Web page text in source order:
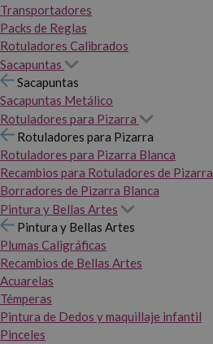
Transportadores
Packs de Reglas
Rotuladores Calibrados
Sacapuntas
Sacapuntas
Sacapuntas Metálico
Rotuladores para Pizarra
Rotuladores para Pizarra
Rotuladores para Pizarra Blanca
Recambios para Rotuladores de Pizarra
Borradores de Pizarra Blanca
Pintura y Bellas Artes
Pintura y Bellas Artes
Plumas Caligráficas
Recambios de Bellas Artes
Acuarelas
Témperas
Pintura de Dedos y maquillaje infantil
Pinceles